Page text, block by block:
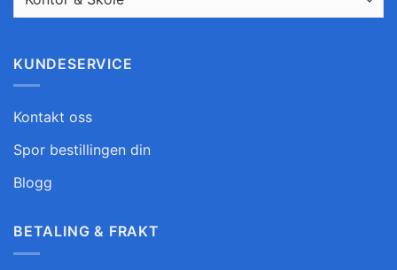
KUNDESERVICE
Kontakt oss
Spor bestillingen din
Blogg
BETALING & FRAKT